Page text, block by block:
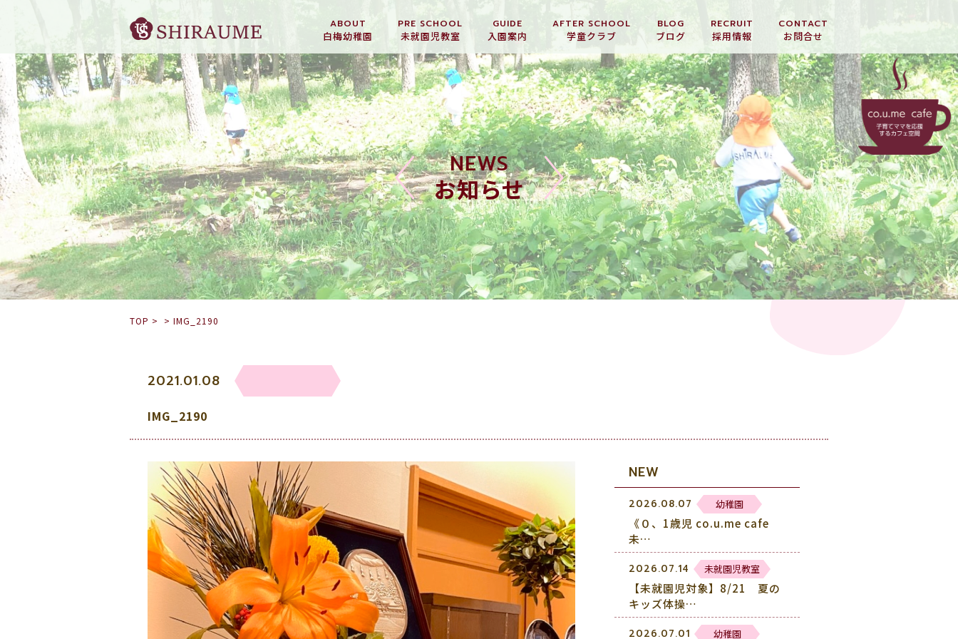
ABOUT
白梅幼稚園
PRE SCHOOL
未就園児教室
GUIDE
入園案内
AFTER SCHOOL
学童クラブ
BLOG
ブログ
RECRUIT
採用情報
CONTACT
お問合せ
NEWS
お知らせ
TOP > > IMG_2190
2021.01.08
IMG_2190
NEW
2026.08.07 幼稚園
《０、1歳児 co.u.me cafe
未…
2026.07.14 未就園児教室
【未就園児対象】8/21 夏の
キッズ体操…
2026.07.01 幼稚園